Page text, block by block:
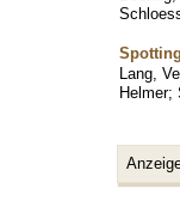
Lang,
Helmer;